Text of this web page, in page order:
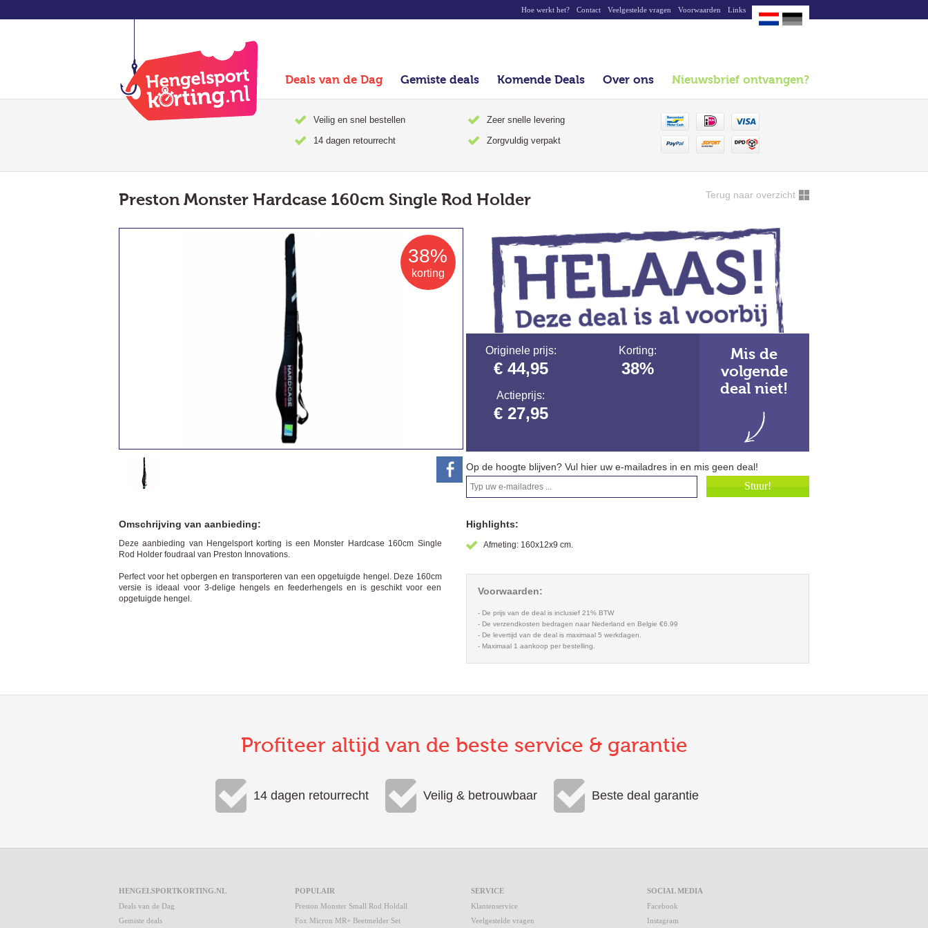
Hoe werkt het? Contact Veelgestelde vragen Voorwaarden Links
Deals van de Dag Gemiste deals Komende Deals Over ons Nieuwsbrief ontvangen?
Veilig en snel bestellen
14 dagen retourrecht
Zeer snelle levering
Zorgvuldig verpakt
Terug naar overzicht
Preston Monster Hardcase 160cm Single Rod Holder
38%
korting
Originele prijs:
€ 44,95
Actieprijs:
€ 27,95
Korting:
38%
Mis de
volgende
deal niet!
Op de hoogte blijven? Vul hier uw e-mailadres in en mis geen deal!
Omschrijving van aanbieding:
Deze aanbieding van Hengelsport korting is een Monster Hardcase 160cm Single
Rod Holder foudraal van Preston Innovations.
Perfect voor het opbergen en transporteren van een opgetuigde hengel. Deze 160cm
versie is ideaal voor 3-delige hengels en feederhengels en is geschikt voor een
opgetuigde hengel.
Highlights:
Afmeting: 160x12x9 cm.
Voorwaarden:
- De prijs van de deal is inclusief 21% BTW
- De verzendkosten bedragen naar Nederland en Belgie €6.99
- De levertijd van de deal is maximaal 5 werkdagen.
- Maximaal 1 aankoop per bestelling.
Profiteer altijd van de beste service & garantie
14 dagen retourrecht Veilig & betrouwbaar Beste deal garantie
HENGELSPORTKORTING.NL
Deals van de Dag
Gemiste deals
POPULAIR
Preston Monster Small Rod Holdall
Fox Micron MR+ Beetmelder Set
SERVICE
Klantenservice
Veelgestelde vragen
SOCIAL MEDIA
Facebook
Instagram